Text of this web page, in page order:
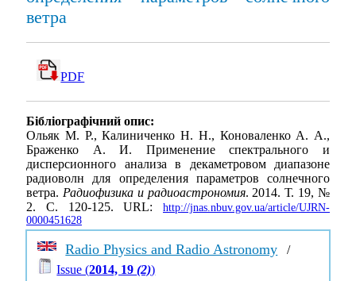
ветра
PDF
Бібліографічний опис:
Ольяк М. Р., Калиниченко Н. Н., Коноваленко А. А.,
Браженко А. И. Применение спектрального и
дисперсионного анализа в декаметровом диапазоне
радиоволн для определения параметров солнечного
ветра. Радиофизика и радиоастрономия. 2014. Т. 19, №
2. С. 120-125. URL: http://jnas.nbuv.gov.ua/article/UJRN-
0000451628
Radio Physics and Radio Astronomy /
Issue (2014, 19(2))